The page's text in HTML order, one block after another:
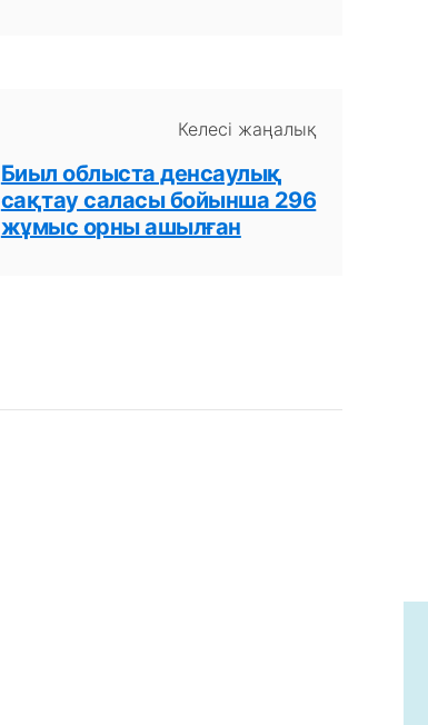
Келесі жаңалық
Биыл облыста денсаулық
сақтау саласы бойынша 296
жұмыс орны ашылған